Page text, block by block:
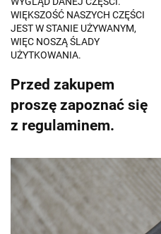
WIĘKSZOŚĆ NASZYCH CZĘŚCI
JEST W STANIE UŻYWANYM,
WIĘC NOSZĄ ŚLADY
UŻYTKOWANIA.
Przed zakupem
proszę zapoznać się
z regulaminem.